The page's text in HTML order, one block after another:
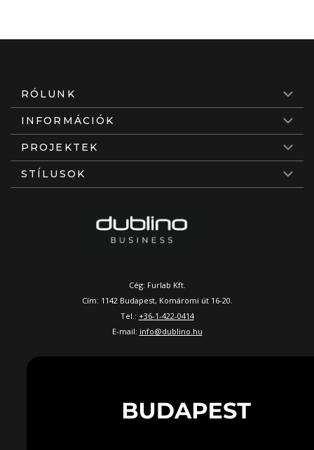
RÓLUNK
INFORMÁCIÓK
PROJEKTEK
STÍLUSOK
Cég: Furlab Kft.
Cím: 1142 Budapest, Komáromi út 16-20.
Tel.: +36-1-422-0414
E-mail: info@dublino.hu